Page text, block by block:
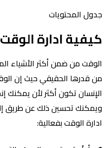
جدول المحتويات
كيفية ادارة
الوقت من ضمن أكثر الأشياء
من قدرها الحقيقي حيث إن
الإنسان تكون أكثر لأن يمكنك
ويمكنك تحسين ذلك عن طريق
ادارة الوقت بفعالية: